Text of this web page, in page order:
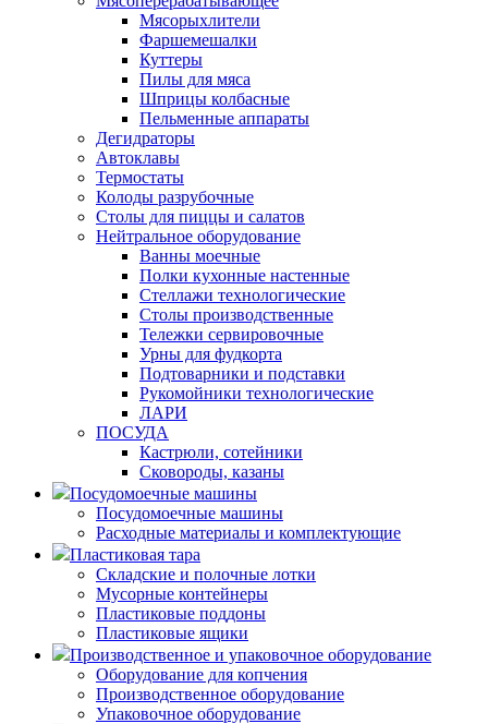
Мясорыхлители
Фаршемешалки
Куттеры
Пилы для мяса
Шприцы колбасные
Пельменные аппараты
Дегидраторы
Автоклавы
Термостаты
Колоды разрубочные
Столы для пиццы и салатов
Нейтральное оборудование
Ванны моечные
Полки кухонные настенные
Стеллажи технологические
Столы производственные
Тележки сервировочные
Урны для фудкорта
Подтоварники и подставки
Рукомойники технологические
ЛАРИ
ПОСУДА
Кастрюли, сотейники
Сковороды, казаны
Посудомоечные машины
Посудомоечные машины
Расходные материалы и комплектующие
Пластиковая тара
Складские и полочные лотки
Мусорные контейнеры
Пластиковые поддоны
Пластиковые ящики
Производственное и упаковочное оборудование
Оборудование для копчения
Производственное оборудование
Упаковочное оборудование